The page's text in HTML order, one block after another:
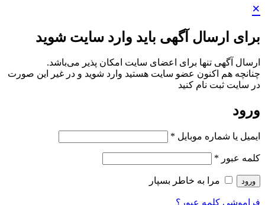
×
برای ارسال آگهی باید وارد سایت شوید
ارسال آگهی تنها برای اعضای سایت امکان پذیر می‌باشد.
چنانچه هم‌ اکنون عضو سایت هستید وارد شوید و در غیر این صورت
در سایت ثبت نام کنید
ورود
ایمیل یا شماره موبایل *
کلمه عبور *
ورود مرا به خاطر بسپار
فراموشی کلمه عبور؟